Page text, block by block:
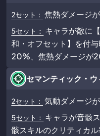
2セット： 焦熱ダメージ
5セット： キャラが敵に
和・オフセット】を付
20%、焦熱ダメージが
セマンティック・ウ
2セット： 気動ダメージ
5セット： キャラが音骸
骸スキルのクリティカ